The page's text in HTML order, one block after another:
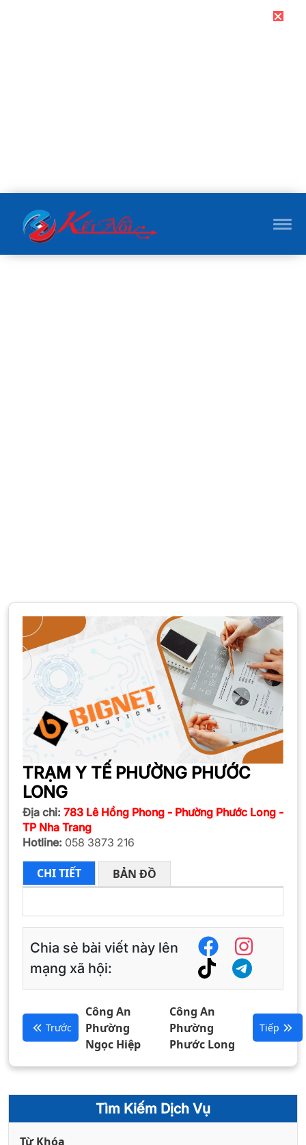
TRẠM Y TẾ PHƯỜNG PHƯỚC
LONG
Địa chỉ: 783 Lê Hồng Phong - Phường Phước Long -
TP Nha Trang
Hotline: 058 3873 216
CHI TIẾT BẢN ĐỒ
Chia sẻ bài viết này lên
mạng xã hội:
Trước
Công An
Phường
Ngọc Hiệp
Công An
Phường
Phước Long
Tiếp
Tìm Kiếm Dịch Vụ
Từ Khóa